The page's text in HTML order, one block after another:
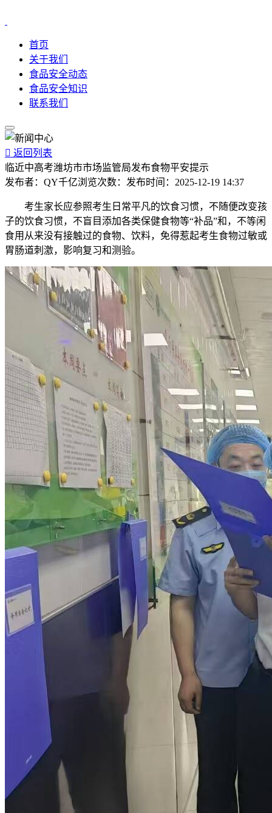
首页
关于我们
食品安全动态
食品安全知识
联系我们
 返回列表
临近中高考潍坊市市场监管局发布食物平安提示
发布者： QY千亿浏览次数： 发布时间： 2025-12-19 14:37
考生家长应参照考生日常平凡的饮食习惯，不随便改变孩
子的饮食习惯，不盲目添加各类保健食物等“补品”和，不等闲
食用从来没有接触过的食物、饮料，免得惹起考生食物过敏或
胃肠道刺激，影响复习和测验。